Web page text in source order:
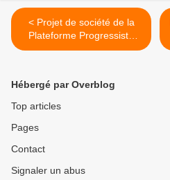
< Projet de société de la
Plateforme Progressiste
Panafricaine /Sénégal
Hébergé par Overblog
Top articles
Pages
Contact
Signaler un abus